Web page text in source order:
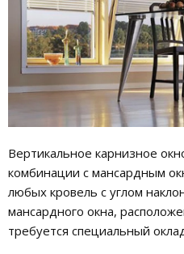
Вертикальное карнизное
комбинации с мансардным
любых кровель с углом
мансардного окна,
требуется специальный